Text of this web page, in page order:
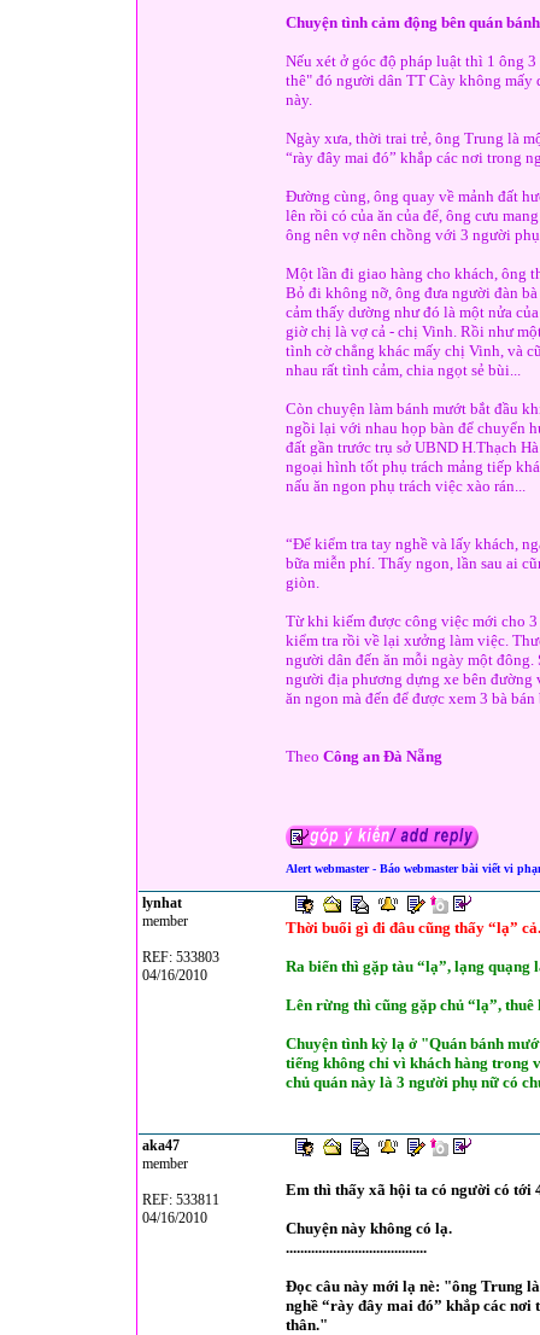
Chuyện tình cảm động bên quán bánh
Nếu xét ở góc độ pháp luật thì 1 ông
thê" đó người dân TT Cày không mấy
này.
Ngày xưa, thời trai trẻ, ông Trung là
“rày đây mai đó” khắp các nơi trong
Đường cùng, ông quay về mảnh đất
lên rồi có của ăn của để, ông cưu
ông nên vợ nên chồng với 3 người
Một lần đi giao hàng cho khách, ông
Bỏ đi không nỡ, ông đưa người đàn
cảm thấy dường như đó là một nửa
giờ chị là vợ cả - chị Vinh. Rồi như
tình cờ chẳng khác mấy chị Vinh, và
nhau rất tình cảm, chia ngọt sẻ bùi...
Còn chuyện làm bánh mướt bắt đầu
ngồi lại với nhau họp bàn để chuyển
đất gần trước trụ sở UBND H.Thạch
ngoại hình tốt phụ trách mảng tiếp
nấu ăn ngon phụ trách việc xào rán...
“Để kiểm tra tay nghề và lấy khách,
bữa miễn phí. Thấy ngon, lần sau ai
giòn.
Từ khi kiếm được công việc mới cho
kiểm tra rồi về lại xưởng làm việc.
người dân đến ăn mỗi ngày một
người địa phương dựng xe bên đường
ăn ngon mà đến để được xem 3 bà
Theo Công an Đà Nẵng
Alert webmaster - Báo webmaster bài viết vi
lynhat
member
REF: 533803
04/16/2010
Thời buổi gì đi đâu cũng thấy “lạ” cả.
Ra biển thì gặp tàu “lạ”, lạng quạng
Lên rừng thì cũng gặp chủ “lạ”, thuê
Chuyện tình kỳ lạ ở "Quán bánh
tiếng không chỉ vì khách hàng trong
chủ quán này là 3 người phụ nữ có
aka47
member
REF: 533811
04/16/2010
Em thì thấy xã hội ta có người có tới
Chuyện này không có lạ.
.......................................
Đọc câu này mới lạ nè: "ông Trung
nghề “rày đây mai đó” khắp các
thân."